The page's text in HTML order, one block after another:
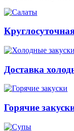
Доставка
Горячие